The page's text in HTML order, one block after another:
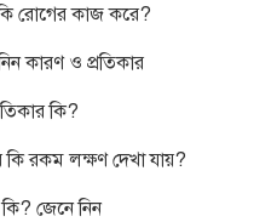
কি রোগের কাজ করে?
কারণ ও প্রতিকার
কি?
কি রকম লক্ষণ দেখা যায়?
জেনে নিন